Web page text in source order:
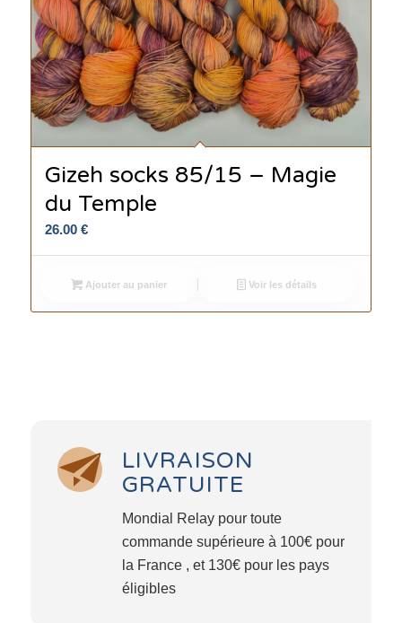
Gizeh socks 85/15 – Magie
du Temple
26.00 €
Ajouter au panier Voir les détails
LIVRAISON
GRATUITE
Mondial Relay pour toute
commande supérieure à 100€ pour
la France , et 130€ pour les pays
éligibles